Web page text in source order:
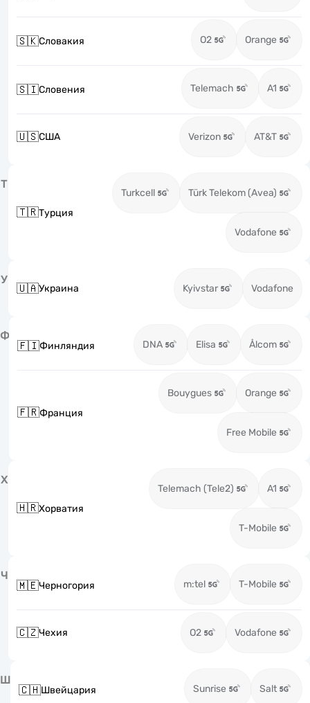
🇸🇰Словакия O2 Orange
🇸🇮Словения Telemach A1
🇺🇸США Verizon AT&T
Т
🇹🇷Турция
Turkcell Türk Telekom (Avea)
Vodafone
У
🇺🇦Украина Kyivstar Vodafone
Ф
🇫🇮Финляндия DNA Elisa Ålcom
🇫🇷Франция
Bouygues Orange
Free Mobile
Х
🇭🇷Хорватия
Telemach (Tele2) A1
T-Mobile
Ч
🇲🇪Черногория m:tel T-Mobile
🇨🇿Чехия O2 Vodafone
Ш
🇨🇭Швейцария Sunrise Salt